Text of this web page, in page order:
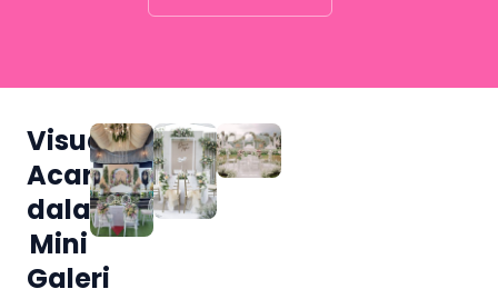
Visualiasi
Acara
dalam
Mini
Galeri